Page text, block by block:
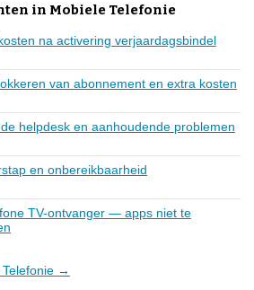
in Mobiele Telefonie
na activering verjaardagsbindel
van abonnement en extra kosten
helpdesk en aanhoudende problemen
en onbereikbaarheid
TV-ontvanger — apps niet te
Telefonie →